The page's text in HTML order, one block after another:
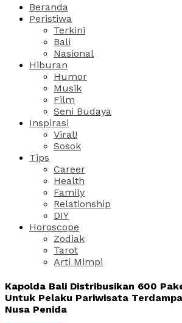
Beranda
Peristiwa
Terkini
Bali
Nasional
Hiburan
Humor
Musik
Film
Seni Budaya
Inspirasi
Viral!
Sosok
Tips
Career
Health
Family
Relationship
DIY
Horoscope
Zodiak
Tarot
Arti Mimpi
Kapolda Bali Distribusikan 600
Untuk Pelaku Pariwisata
Nusa Penida